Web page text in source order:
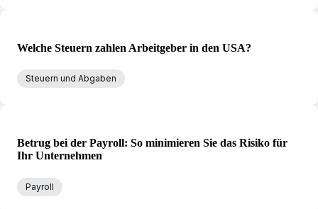
Welche Steuern zahlen Arbeitgeber in den USA?
Steuern und Abgaben
Betrug bei der Payroll: So minimieren Sie das Risiko für
Ihr Unternehmen
Payroll